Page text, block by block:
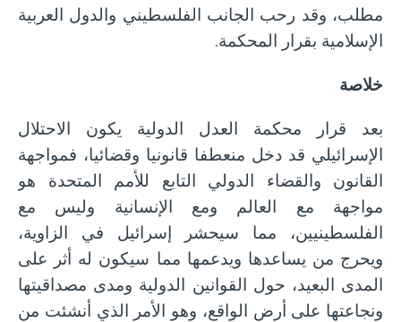
مطلب، وقد رحب الجانب الفلسطيني والدول العربية
الإسلامية بقرار المحكمة.
خلاصة
بعد قرار محكمة العدل الدولية يكون الاحتلال
الإسرائيلي قد دخل منعطفا قانونيا وقضائيا، فمواجهة
القانون والقضاء الدولي التابع للأمم المتحدة هو
مواجهة مع العالم ومع الإنسانية وليس مع
الفلسطينيين، مما سيحشر إسرائيل في الزاوية،
ويحرج من يساعدها ويدعمها مما سيكون له أثر على
المدى البعيد، حول القوانين الدولية ومدى مصداقيتها
ونجاعتها على أرض الواقع، وهو الأمر الذي أنشئت من